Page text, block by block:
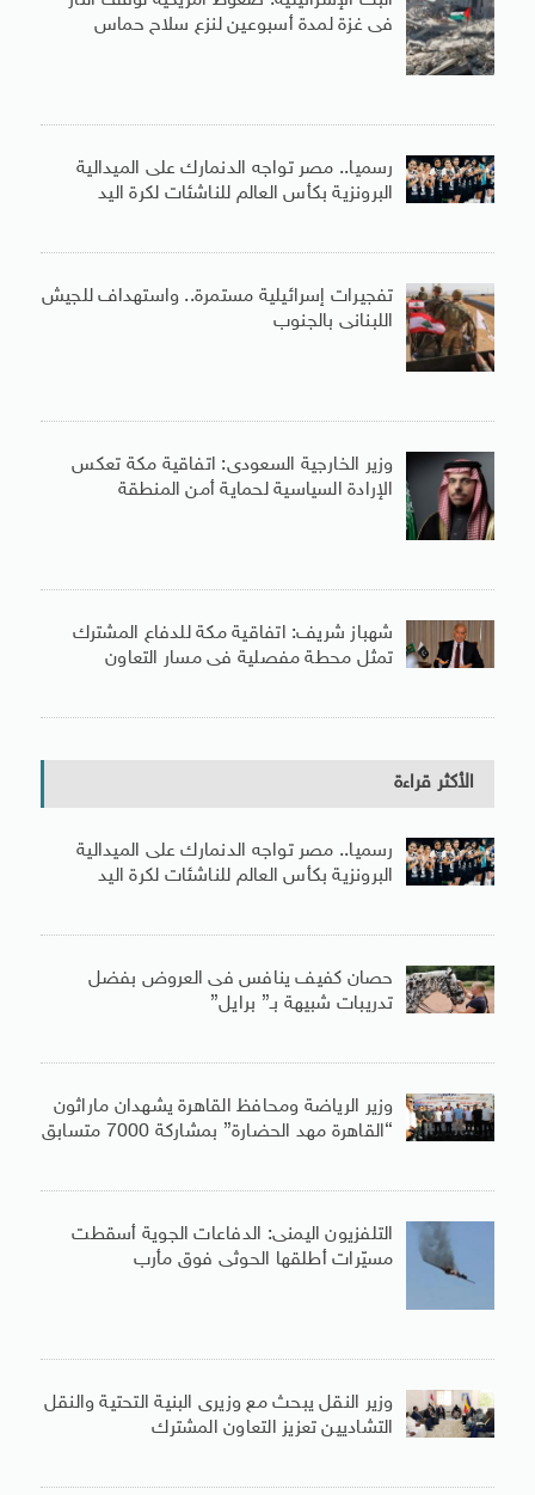
فى غزة لمدة أسبوعين لنزع سلاح حماس
رسميا.. مصر تواجه الدنمارك على الميدالية
البرونزية بكأس العالم للناشئات لكرة اليد
تفجيرات إسرائيلية مستمرة.. واستهداف للجيش
اللبنانى بالجنوب
وزير الخارجية السعودى: اتفاقية مكة تعكس
الإرادة السياسية لحماية أمن المنطقة
شهباز شريف: اتفاقية مكة للدفاع المشترك
تمثل محطة مفصلية فى مسار التعاون
الأكثر قراءة
رسميا.. مصر تواجه الدنمارك على الميدالية
البرونزية بكأس العالم للناشئات لكرة اليد
حصان كفيف ينافس فى العروض بفضل
تدريبات شبيهة بـ” برايل”
وزير الرياضة ومحافظ القاهرة يشهدان ماراثون
“القاهرة مهد الحضارة” بمشاركة 7000 متسابق
التلفزيون اليمنى: الدفاعات الجوية أسقطت
مسيّرات أطلقها الحوثى فوق مأرب
وزير النقل يبحث مع وزيرى البنية التحتية والنقل
التشاديين تعزيز التعاون المشترك